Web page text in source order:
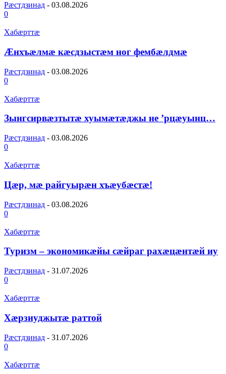
Рæстдзинад - 03.08.2026
0
Хабæрттæ
Æнхъæлмæ кæсдзыстæм ног фембæлдмæ
Рæстдзинад - 03.08.2026
0
Хабæрттæ
Зынгсирвæзтытæ хуымæтæджы не ’рцæуынц…
Рæстдзинад - 03.08.2026
0
Хабæрттæ
Цæр, мæ райгуырæн хъæубæстæ!
Рæстдзинад - 03.08.2026
0
Хабæрттæ
Туризм – экономикæйы сæйраг рахæцæнтæй иу
Рæстдзинад - 31.07.2026
0
Хабæрттæ
Хæрзиуджытæ раттой
Рæстдзинад - 31.07.2026
0
Хабæрттæ